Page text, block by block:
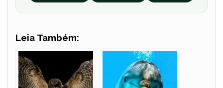
Leia Também: